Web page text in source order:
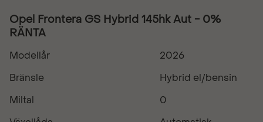
Opel Frontera GS Hybrid 145hk Aut - 0%
RÄNTA
Modellår
2026
Bränsle
Hybrid el/bensin
Miltal
0